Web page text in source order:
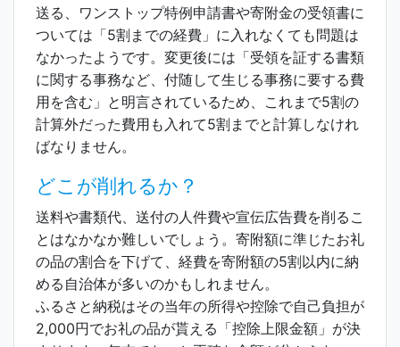
送る、ワンストップ特例申請書や寄附金の受領書に
ついては「5割までの経費」に入れなくても問題は
なかったようです。変更後には「受領を証する書類
に関する事務など、付随して生じる事務に要する費
用を含む」と明言されているため、これまで5割の
計算外だった費用も入れて5割までと計算しなけれ
ばなりません。
どこが削れるか？
送料や書類代、送付の人件費や宣伝広告費を削るこ
とはなかなか難しいでしょう。寄附額に準じたお礼
の品の割合を下げて、経費を寄附額の5割以内に納
める自治体が多いのかもしれません。
ふるさと納税はその当年の所得や控除で自己負担が
2,000円でお礼の品が貰える「控除上限金額」が決